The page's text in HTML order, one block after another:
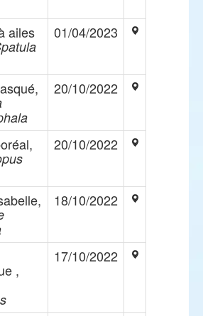
ailes 01/04/2023
20/10/2022
20/10/2022
18/10/2022
,
17/10/2022